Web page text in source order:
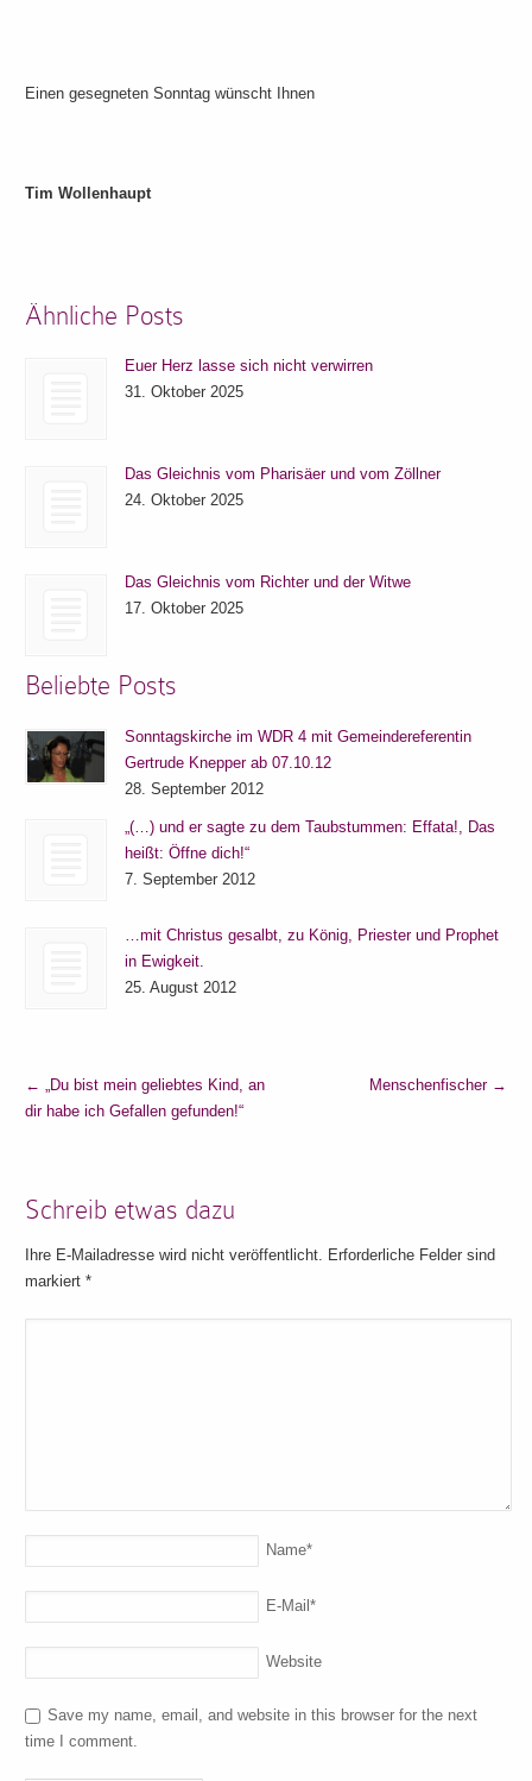
Einen gesegneten Sonntag wünscht Ihnen
Tim Wollenhaupt
Ähnliche Posts
Euer Herz lasse sich nicht verwirren
31. Oktober 2025
Das Gleichnis vom Pharisäer und vom Zöllner
24. Oktober 2025
Das Gleichnis vom Richter und der Witwe
17. Oktober 2025
Beliebte Posts
Sonntagskirche im WDR 4 mit Gemeindereferentin
Gertrude Knepper ab 07.10.12
28. September 2012
„(…) und er sagte zu dem Taubstummen: Effata!, Das
heißt: Öffne dich!“
7. September 2012
…mit Christus gesalbt, zu König, Priester und Prophet
in Ewigkeit.
25. August 2012
←
„Du bist mein geliebtes Kind, an
dir habe ich Gefallen gefunden!“
Menschenfischer →
Schreib etwas dazu
Ihre E-Mailadresse wird nicht veröffentlicht. Erforderliche Felder sind
markiert*
Name*
E-Mail*
Website
Save my name, email, and website in this browser for the next
time I comment.